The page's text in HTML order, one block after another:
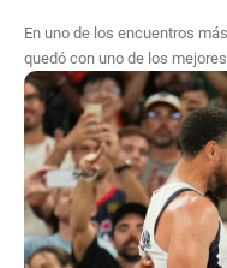
En uno de los encuentros
quedó con uno de los